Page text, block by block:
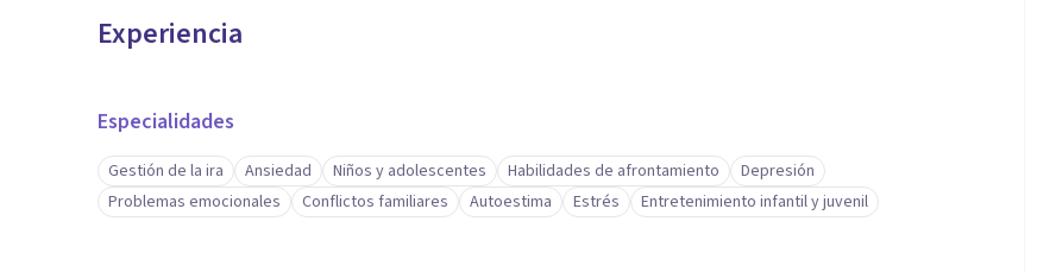
Experiencia
Especialidades
Gestión de la ira Ansiedad Niños y adolescentes Habilidades de afrontamiento
Depresión
Problemas emocionales
Conflictos familiares Autoestima Estrés Entretenimiento infantil y juvenil